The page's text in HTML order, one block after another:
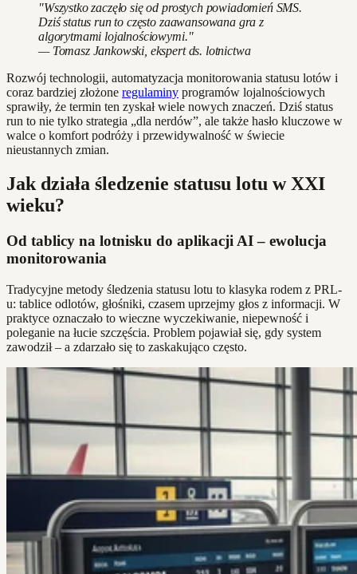
"Wszystko zaczęło się od prostych powiadomień SMS.
Dziś status run to często zaawansowana gra z
algorytmami lojalnościowymi."
— Tomasz Jankowski, ekspert ds. lotnictwa
Rozwój technologii, automatyzacja monitorowania statusu lotów i
coraz bardziej złożone regulaminy programów lojalnościowych
sprawiły, że termin ten zyskał wiele nowych znaczeń. Dziś status
run to nie tylko strategia „dla nerdów”, ale także hasło kluczowe w
walce o komfort podróży i przewidywalność w świecie
nieustannych zmian.
Jak działa śledzenie statusu lotu w XXI
wieku?
Od tablicy na lotnisku do aplikacji AI – ewolucja
monitorowania
Tradycyjne metody śledzenia statusu lotu to klasyka rodem z PRL-
u: tablice odlotów, głośniki, czasem uprzejmy głos z informacji. W
praktyce oznaczało to wieczne wyczekiwanie, niepewność i
poleganie na łucie szczęścia. Problem pojawiał się, gdy system
zawodził – a zdarzało się to zaskakująco często.